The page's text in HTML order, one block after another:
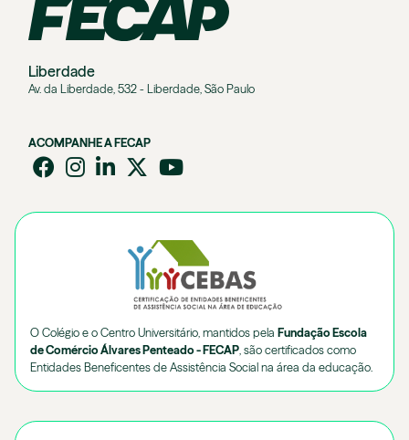
Liberdade
Av. da Liberdade, 532 - Liberdade, São Paulo
ACOMPANHE A FECAP
O Colégio e o Centro Universitário, mantidos pela Fundação Escola
de Comércio Álvares Penteado - FECAP , são certificados como
Entidades Beneficentes de Assistência Social na área da educação.